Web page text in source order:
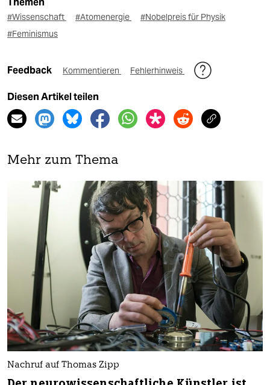
Themen
#Wissenschaft #Atomenergie
#Nobelpreis für Physik
#Feminismus
Feedback Kommentieren Fehlerhinweis
Diesen Artikel teilen
Mehr zum Thema
Nachruf auf Thomas Zipp